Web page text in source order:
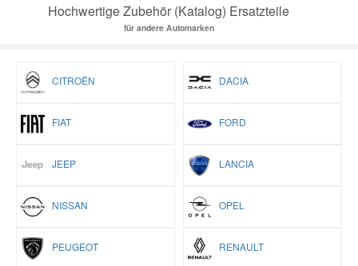
Hochwertige Zubehör (Katalog) Ersatzteile
für andere Automarken
CITROËN DACIA
FIAT FORD
JEEP LANCIA
NISSAN OPEL
PEUGEOT RENAULT